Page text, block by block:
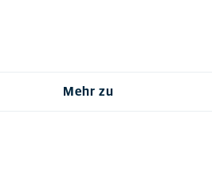
Mehr zu